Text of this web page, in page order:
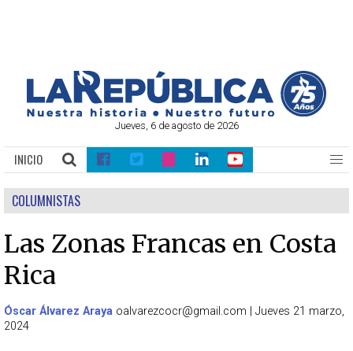
Jueves, 6 de agosto de 2026
INICIO
COLUMNISTAS
Las Zonas Francas en Costa
Rica
Óscar Álvarez Araya oalvarezcocr@gmail.com
Jueves 21 marzo,
2024